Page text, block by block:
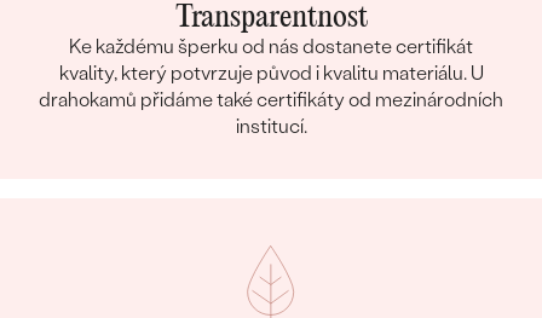
Transparentnost
Ke každému šperku od nás dostanete certifikát
kvality, který potvrzuje původ i kvalitu materiálu. U
drahokamů přidáme také certifikáty od mezinárodních
institucí.